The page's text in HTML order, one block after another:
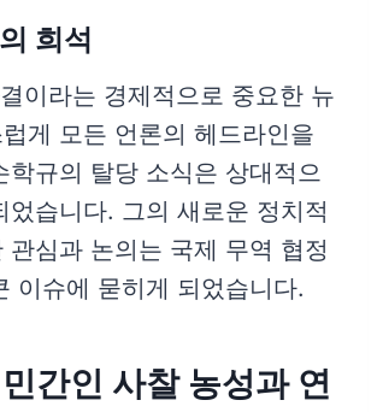
희석
이라는 경제적으로 중요한 뉴
게 모든 언론의 헤드라인을
학규의 탈당 소식은 상대적으
었습니다. 그의 새로운 정치적
관심과 논의는 국제 무역 협정
이슈에 묻히게 되었습니다.
간인 사찰 농성과 연